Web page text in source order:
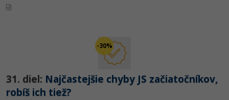
-30%
31. diel: Najčastejšie chyby JS začiatočníkov,
robíš ich tiež?